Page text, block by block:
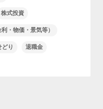
株式投資
・物価・景気等）
どり 退職金